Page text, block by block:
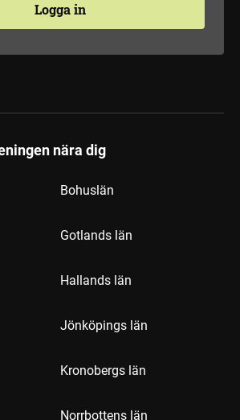
Logga in
nära dig
Bohuslän
Gotlands län
Hallands län
Jönköpings län
Kronobergs län
Norrbottens län